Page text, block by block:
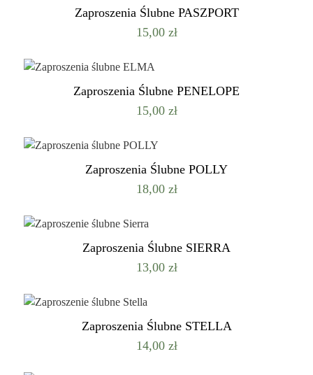
Zaproszenia Ślubne PASZPORT
15,00 zł
Zaproszenia Ślubne PENELOPE
15,00 zł
Zaproszenia Ślubne POLLY
18,00 zł
Zaproszenia Ślubne SIERRA
13,00 zł
Zaproszenia Ślubne STELLA
14,00 zł